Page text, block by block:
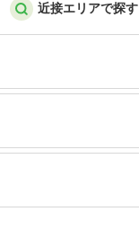
近接エリアで探す